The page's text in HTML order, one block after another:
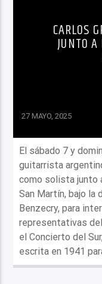
CARLOS
JUNTO
27 MAYO, 2025
El sábado 7 y
guitarrista
como solista junto
San Martín, bajo la
Benzecry, para
representativas
el Concierto del
escrita en 1941